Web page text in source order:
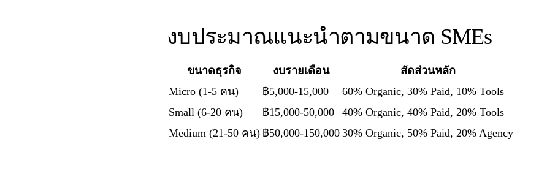
งบประมาณแนะนำตามขนาด SMEs
ขนาดธุรกิจ งบรายเดือน
สัดส่วนหลัก
Micro (1-5 คน)
฿5,000-15,000
60% Organic, 30% Paid, 10% Tools
Small (6-20 คน)
฿15,000-50,000
40% Organic, 40% Paid, 20% Tools
Medium (21-50 คน) ฿50,000-150,000 30% Organic, 50% Paid, 20% Agency